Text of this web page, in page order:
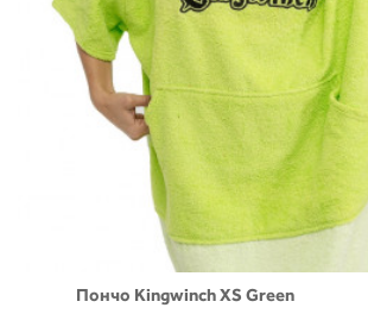
Пончо Kingwinch XS Green